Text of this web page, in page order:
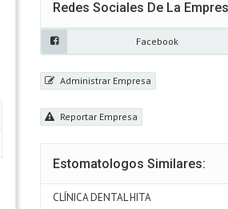
Redes Sociales De La
Facebook
Administrar Empresa
Reportar Empresa
Estomatologos Similares:
CLÍNICA DENTAL HITA